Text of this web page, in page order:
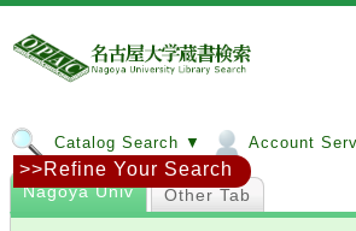
Catalog Search ▼ Account
Nagoya Univ Other Tab
>>Refine Your Search